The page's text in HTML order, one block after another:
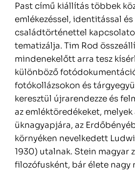
Past című kiállítás többek
emlékezéssel, identitással
családtörténettel
tematizálja. Tim Rod
mindenekelőtt arra tesz
különböző
fotókollázsokon és
keresztül újrarendezze és
az emléktöredékeket, melyek
üknagyapjára, az
környéken nevelkedett
1930) utalnak. Stein magyar
filozófusként, bár élete nagy